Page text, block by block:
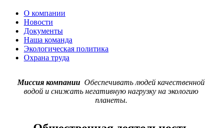
О компании
Новости
Документы
Наша команда
Экологическая политика
Охрана труда
Миссия компании Обеспечивать людей качественной
водой и снижать негативную нагрузку на экологию
планеты.